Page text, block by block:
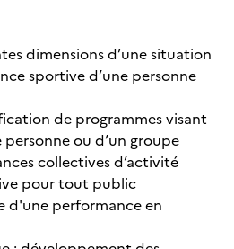
dimensions d’une situation
sportive d’une personne
de programmes visant
ou d’un groupe
collectives d’activité
pour tout public
d'une performance en